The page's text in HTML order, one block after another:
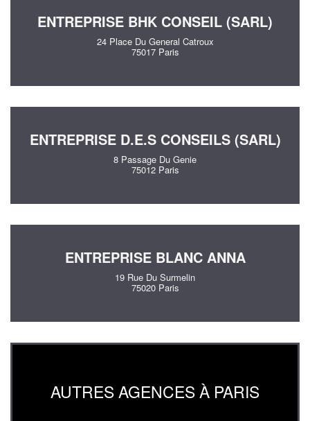
ENTREPRISE BHK CONSEIL (SARL)
24 Place Du General Catroux
75017 Paris
ENTREPRISE D.E.S CONSEILS (SARL)
8 Passage Du Genie
75012 Paris
ENTREPRISE BLANC ANNA
19 Rue Du Surmelin
75020 Paris
AUTRES AGENCES À PARIS